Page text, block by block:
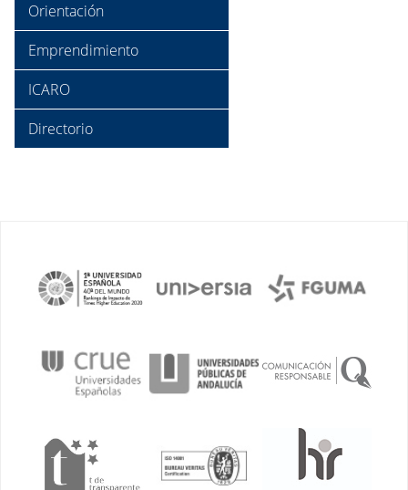
Orientación
Emprendimiento
ICARO
Directorio